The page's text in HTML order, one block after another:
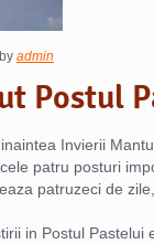
admin
Postul
Invierii
patru posturi
patruzeci de
in Postul